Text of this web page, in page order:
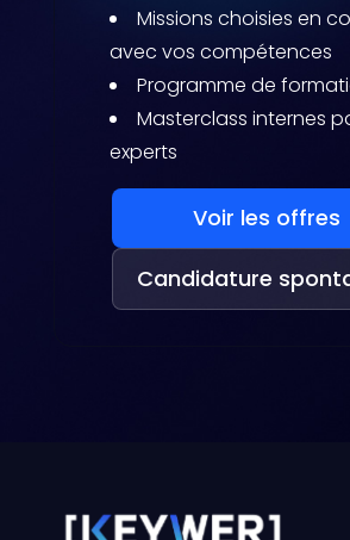
Missions choisies en
avec vos compétences
Programme de
Masterclass internes
experts
Voir les offres
Candidature